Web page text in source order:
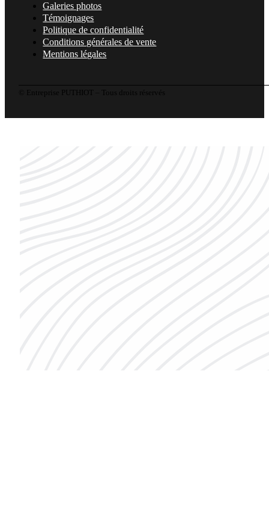
Galeries photos
Témoignages
Politique de confidentialité
Conditions générales de vente
Mentions légales
© Entreprise PUTHIOT – Tous droits réservés